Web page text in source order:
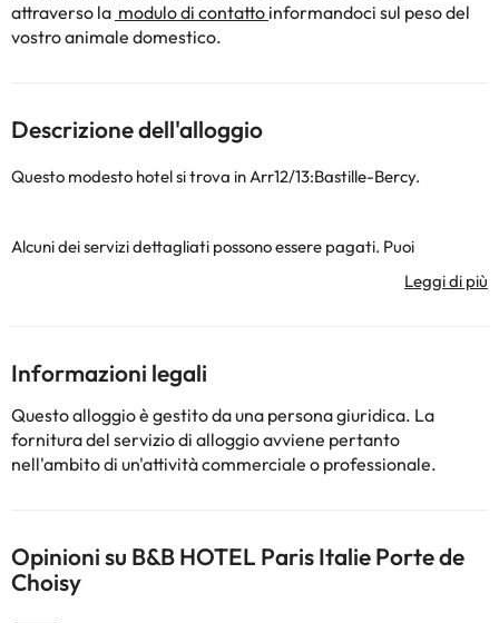
attraverso la modulo di contatto informandoci sul peso del
vostro animale domestico.
Descrizione dell'alloggio
Questo modesto hotel si trova in Arr12/13:Bastille-Bercy.
Alcuni dei servizi dettagliati possono essere pagati. Puoi
controllare le loro tariffe direttamente presso lo stabilimento. La
struttura ricettiva può modificare il modo in cui offre il proprio
consultare le relative tariffe direttamente presso la struttura.
Tutte le informazioni presenti in questa pagina sono soggette a
modifiche da parte della struttura. Se hai dubbi, contattaci.
Informazioni legali
Questo alloggio è gestito da una persona giuridica. La
fornitura del servizio di alloggio avviene pertanto
nell'ambito di un'attività commerciale o professionale.
Opinioni su B&B HOTEL Paris Italie Porte de
Choisy